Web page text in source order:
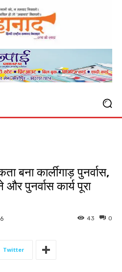
बना कार्लीगाड़ पुनर्वास,
पुनर्वास कार्य पूरा
0
43
Twitter